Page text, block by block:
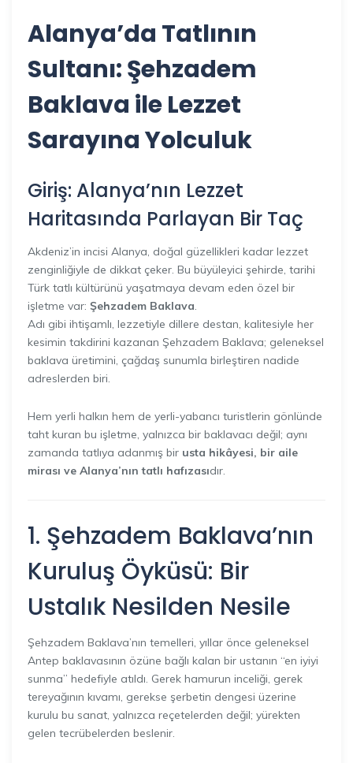
Alanya’da Tatlının
Sultanı: Şehzadem
Baklava ile Lezzet
Sarayına Yolculuk
Giriş: Alanya’nın Lezzet
Haritasında Parlayan Bir Taç
Akdeniz’in incisi Alanya, doğal güzellikleri kadar lezzet
zenginliğiyle de dikkat çeker. Bu büyüleyici şehirde, tarihi
Türk tatlı kültürünü yaşatmaya devam eden özel bir
işletme var: Şehzadem Baklava
Adı gibi ihtişamlı, lezzetiyle dillere destan, kalitesiyle her
kesimin takdirini kazanan Şehzadem Baklava; geleneksel
baklava üretimini, çağdaş sunumla birleştiren nadide
adreslerden biri.
Hem yerli halkın hem de yerli-yabancı turistlerin gönlünde
taht kuran bu işletme, yalnızca bir baklavacı değil; aynı
zamanda tatlıya adanmış bir usta hikâyesi, bir aile
mirası ve Alanya’nın tatlı hafızasıdır.
1. Şehzadem Baklava’nın
Kuruluş Öyküsü: Bir
Ustalık Nesilden Nesile
Şehzadem Baklava’nın temelleri, yıllar önce geleneksel
Antep baklavasının özüne bağlı kalan bir ustanın “en iyiyi
sunma” hedefiyle atıldı. Gerek hamurun inceliği, gerek
tereyağının kıvamı, gerekse şerbetin dengesi üzerine
kurulu bu sanat, yalnızca reçetelerden değil; yürekten
gelen tecrübelerden beslenir.